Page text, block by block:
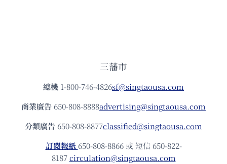
三藩市
總機 1-800-746-4826sf@singtaousa.com
商業廣告 650-808-8888advertising@singtaousa.com
分類廣告 650-808-8877classified@singtaousa.com
訂閱報紙 650-808-8866 或 短信 650-822-
8187circulation@singtaousa.com